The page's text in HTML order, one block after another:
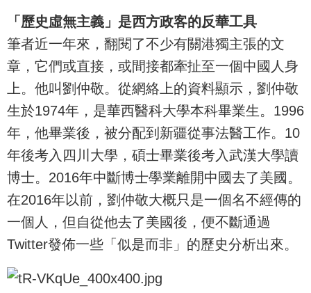
「歷史虛無主義」是西方政客的反華工具
筆者近一年來，翻閱了不少有關港獨主張的文
章，它們或直接，或間接都牽扯至一個中國人身
上。他叫劉仲敬。從網絡上的資料顯示，劉仲敬
生於1974年，是華西醫科大學本科畢業生。1996
年，他畢業後，被分配到新疆從事法醫工作。10
年後考入四川大學，碩士畢業後考入武漢大學讀
博士。2016年中斷博士學業離開中國去了美國。
在2016年以前，劉仲敬大概只是一個名不經傳的
一個人，但自從他去了美國後，便不斷通過
Twitter發佈一些「似是而非」的歷史分析出來。